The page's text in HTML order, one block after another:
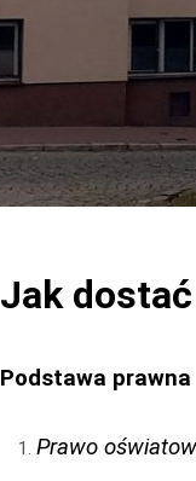
Jak
Podstawa prawna
Prawo